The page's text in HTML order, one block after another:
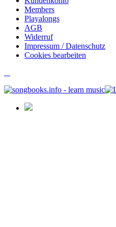
Members
Playalongs
AGB
Widerruf
Impressum / Datenschutz
Cookies bearbeiten